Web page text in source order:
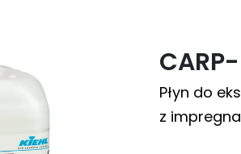
Płyn do
z